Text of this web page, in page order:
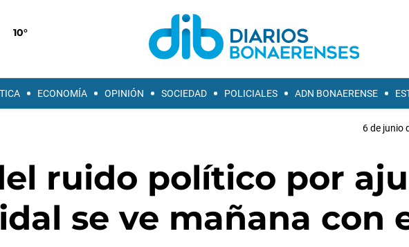
10°
ECONOMÍA OPINIÓN SOCIEDAD POLICIALES ADN BONAERENSE
6 de junio
ruido político por
se ve mañana con